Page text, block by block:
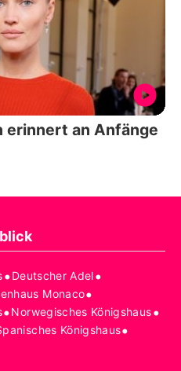
erinnert an Anfänge
•Deutscher Adel•
Monaco•
•Norwegisches Königshaus•
Königshaus•